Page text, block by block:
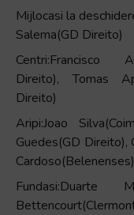
Mijlocasi la
Salema(GD Direito)
Centri:Francisco
Direito), Tomas
Direito)
Aripi:Joao
Guedes(GD Direito),
Cardoso(Belenenses)
Fundasi:Duarte